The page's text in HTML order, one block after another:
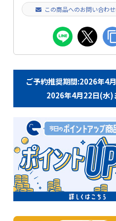
この商品へのお問い合わ
ご予約推奨期間:2026年4
2026年4月22日(水)